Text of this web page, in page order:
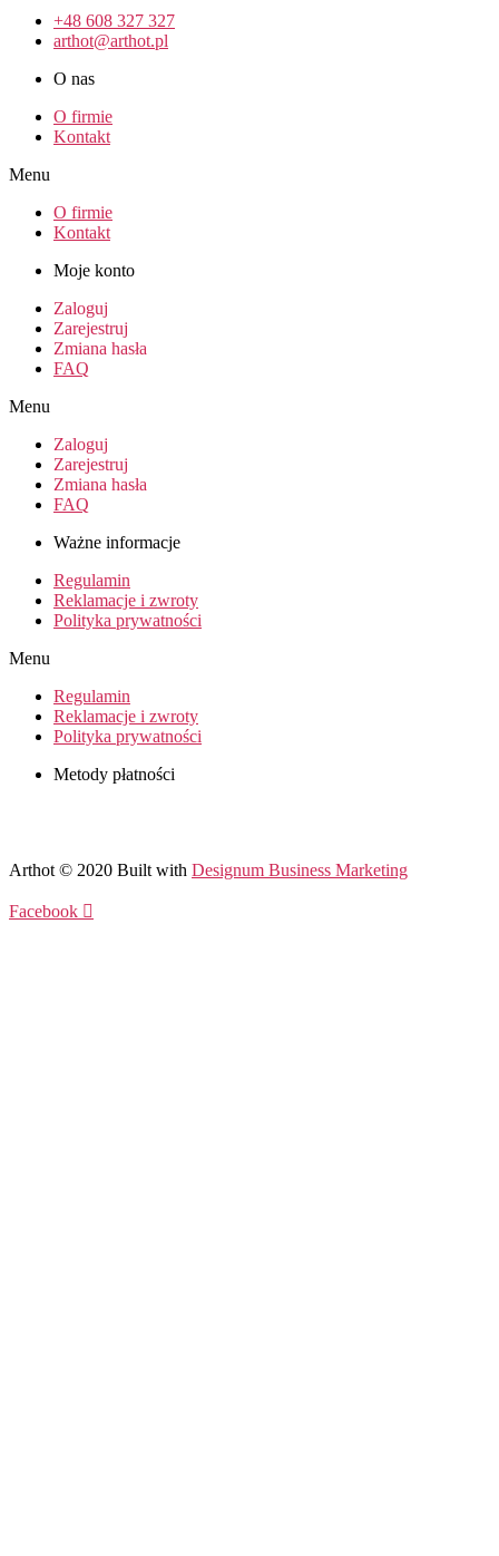
+48 608 327 327
arthot@arthot.pl
O nas
O firmie
Kontakt
Menu
O firmie
Kontakt
Moje konto
Zaloguj
Zarejestruj
Zmiana hasła
FAQ
Menu
Zaloguj
Zarejestruj
Zmiana hasła
FAQ
Ważne informacje
Regulamin
Reklamacje i zwroty
Polityka prywatności
Menu
Regulamin
Reklamacje i zwroty
Polityka prywatności
Metody płatności
Arthot © 2020 Built with Designum Business Marketing
Facebook